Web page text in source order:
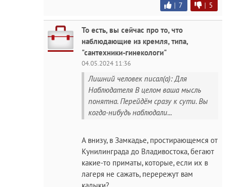
| 7 | 5
То есть, вы сейчас про то, что
наблюдающие из кремля, типа,
"сантехники-гинекологи"
04.05.2024 11:36
Лишний человек писал(а): Для
Наблюдателя В целом ваша мысль
понятна. Перейдём сразу к сути. Вы
когда-нибудь наблюдали...
А внизу, в Замкадье, простирающемся от
Кунилинграда до Владивостока, бегают
какие-то приматы, которые, если их в
лагеря не сажать, перережут вам
кадыки?